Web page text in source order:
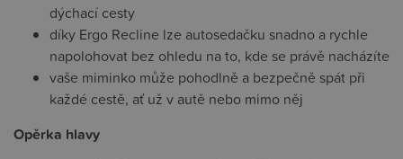
dýchací cesty
díky Ergo Recline lze autosedačku snadno a rychle
napolohovat bez ohledu na to, kde se právě nacházíte
vaše miminko může pohodlně a bezpečně spát při
každé cestě, ať už v autě nebo mimo něj
Opěrka hlavy